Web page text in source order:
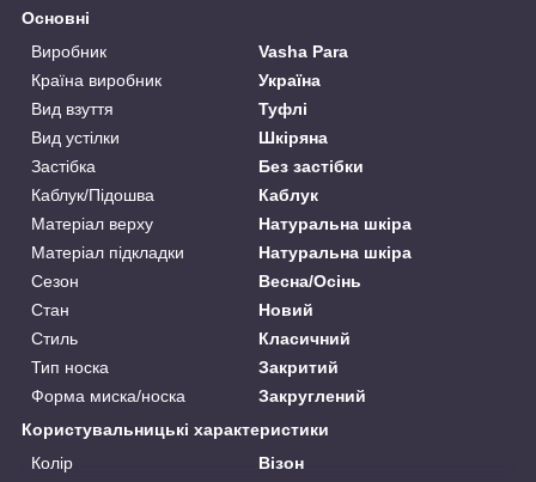
Основні
Виробник
Vasha Para
Країна виробник
Україна
Вид взуття
Туфлі
Вид устілки
Шкіряна
Застібка
Без застібки
Каблук/Підошва
Каблук
Матеріал верху
Натуральна шкіра
Матеріал підкладки
Натуральна шкіра
Сезон
Весна/Осінь
Стан
Новий
Стиль
Класичний
Тип носка
Закритий
Форма миска/носка
Закруглений
Користувальницькі характеристики
Колір
Візон